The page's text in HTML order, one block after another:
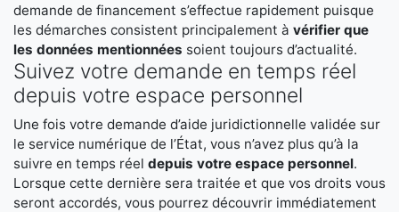
demande de financement s’effectue rapidement puisque
les démarches consistent principalement à vérifier que
les données mentionnées soient toujours d’actualité.
Suivez votre demande en temps réel
depuis votre espace personnel
Une fois votre demande d’aide juridictionnelle validée sur
le service numérique de l’État, vous n’avez plus qu’à la
suivre en temps réel depuis votre espace personnel.
Lorsque cette dernière sera traitée et que vos droits vous
seront accordés, vous pourrez découvrir immédiatement